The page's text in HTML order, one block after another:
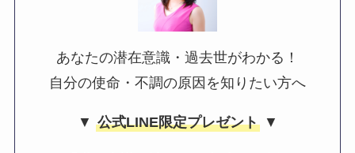
あなたの潜在意識・過去世がわかる！
自分の使命・不調の原因を知りたい方へ
▼ 公式LINE限定プレゼント▼